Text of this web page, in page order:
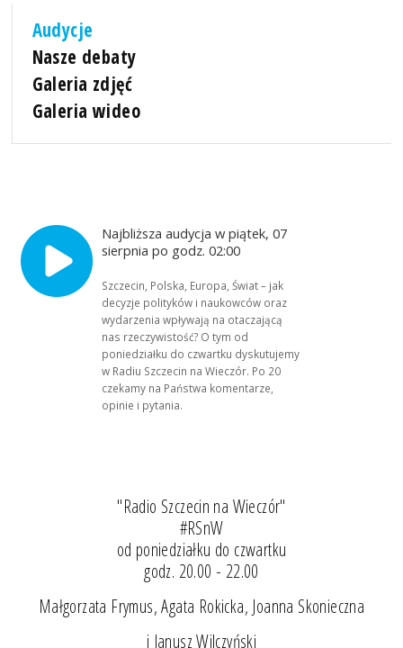
Audycje
Nasze debaty
Galeria zdjęć
Galeria wideo
Najbliższa audycja w piątek, 07
sierpnia po godz. 02:00
Szczecin, Polska, Europa, Świat – jak
decyzje polityków i naukowców oraz
wydarzenia wpływają na otaczającą
nas rzeczywistość? O tym od
poniedziałku do czwartku dyskutujemy
w Radiu Szczecin na Wieczór. Po 20
czekamy na Państwa komentarze,
opinie i pytania.
"Radio Szczecin na Wieczór"
#RSnW
od poniedziałku do czwartku
godz. 20.00 - 22.00
Małgorzata Frymus, Agata Rokicka, Joanna Skonieczna
i Janusz Wilczyński